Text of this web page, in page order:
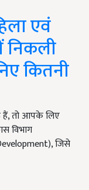
एवं
निकली
कितनी
हैं, तो आपके लिए
विभाग
जिसे